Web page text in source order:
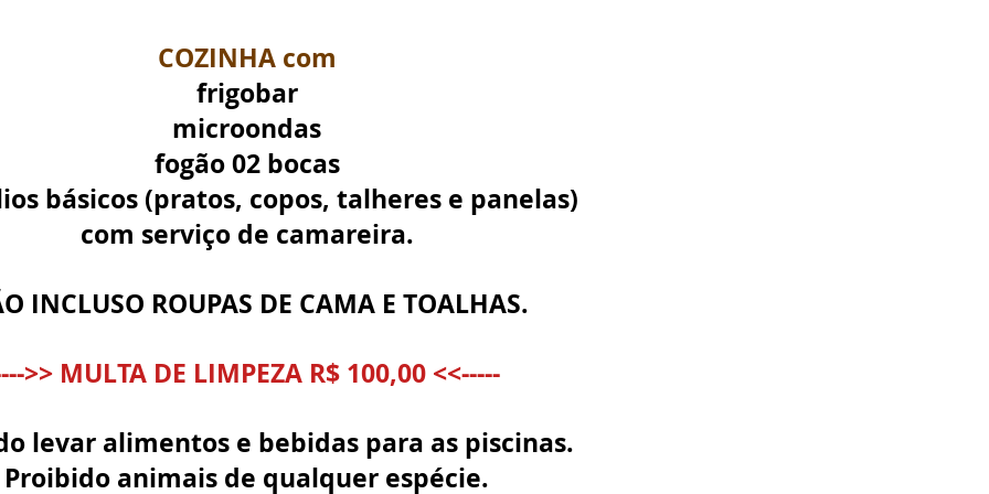
COZINHA com
frigobar
microondas
fogão 02 bocas
básicos (pratos, copos, talheres e panelas)
com serviço de camareira.
INCLUSO ROUPAS DE CAMA E TOALHAS.
>> MULTA DE LIMPEZA R$ 100,00 <<-----
levar alimentos e bebidas para as piscinas.
Proibido animais de qualquer espécie.